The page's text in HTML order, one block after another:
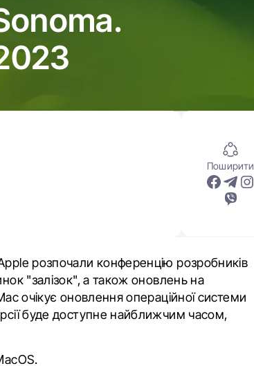
Поширити
розпочали конференцію розробників
"залізок", а також оновлень на
очікує оновлення операційної системи
буде доступне найближчим часом,